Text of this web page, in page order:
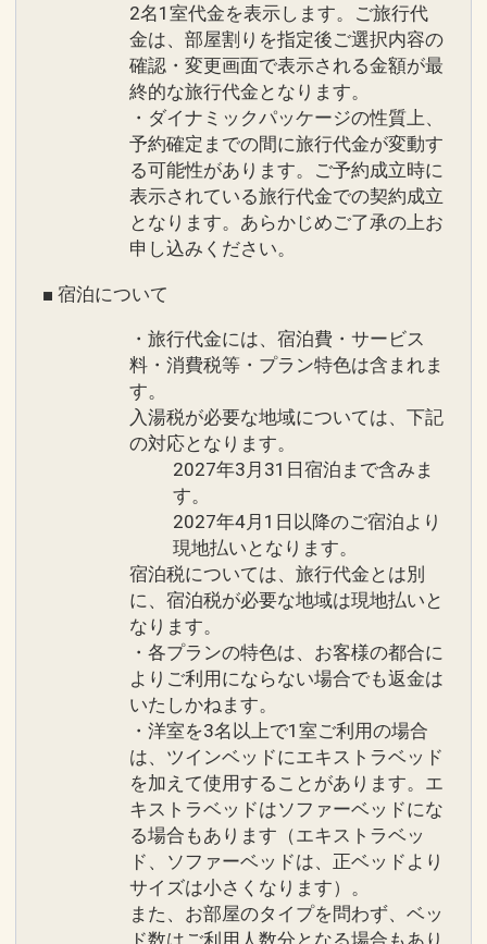
※旅行代金に含まれます。
「食事なしプラン」と「朝食付プラン」
をご用意しています
●「食事なしプラン」と「朝食付プラ
ン」を掲載しています。
※ご覧のページがどちらかを【食事条
の項目でご確認のうえ、予約にお進
みください。
設定期間：2026年5月7日～2026年9月
インターネットコース番号：DP-1-
17637800
2名1室代金を表示します。ご旅行代
金は、部屋割りを指定後ご選択内容の
確認・変更画面で表示される金額が最
終的な旅行代金となります。
・ダイナミックパッケージの性質上、
予約確定までの間に旅行代金が変動す
る可能性があります。ご予約成立時に
表示されている旅行代金での契約成立
となります。あらかじめご了承の上お
申し込みください。
■ 宿泊について
・旅行代金には、宿泊費・サービス
料・消費税等・プラン特色は含まれま
す。
入湯税が必要な地域については、下記
の対応となります。
2027年3月31日宿泊まで含みま
す。
2027年4月1日以降のご宿泊より
現地払いとなります。
宿泊税については、旅行代金とは別
に、宿泊税が必要な地域は現地払いと
なります。
・各プランの特色は、お客様の都合に
よりご利用にならない場合でも返金は
いたしかねます。
・洋室を3名以上で1室ご利用の場合
は、ツインベッドにエキストラベッド
を加えて使用することがあります。エ
キストラベッドはソファーベッドにな
る場合もあります（エキストラベッ
ド、ソファーベッドは、正ベッドより
サイズは小さくなります）。
また、お部屋のタイプを問わず、ベッ
ド数はご利用人数分となる場合もあり